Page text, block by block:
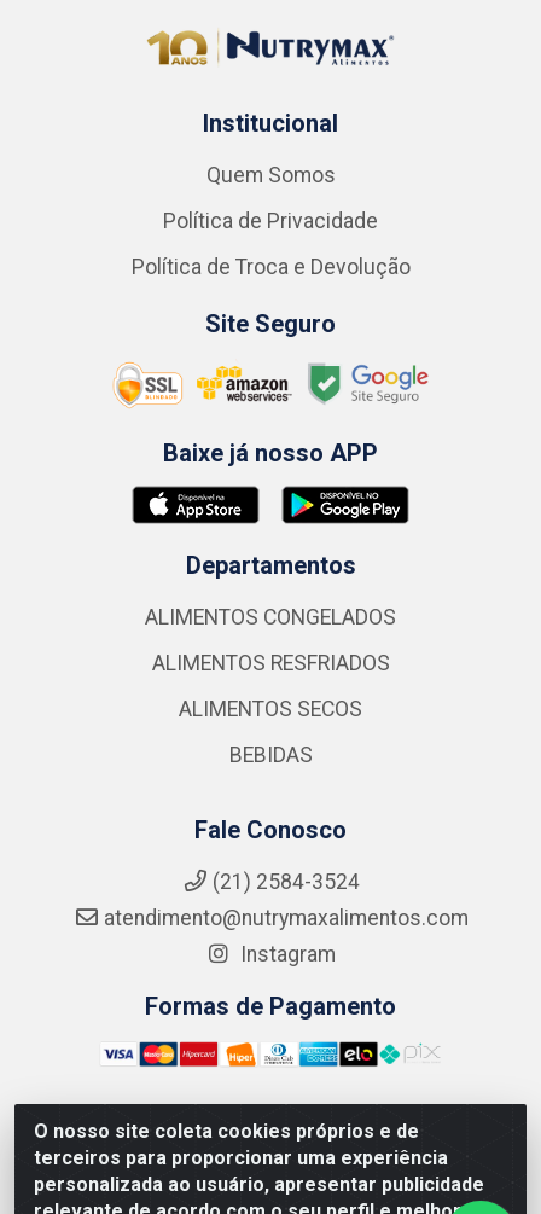
O nosso site coleta cookies próprios e de
terceiros para proporcionar uma experiência
personalizada ao usuário, apresentar publicidade
Institucional
Quem Somos
Política de Privacidade
Política de Troca e Devolução
Site Seguro
Baixe já nosso APP
Departamentos
ALIMENTOS CONGELADOS
ALIMENTOS RESFRIADOS
ALIMENTOS SECOS
BEBIDAS
Fale Conosco
(21) 2584-3524
atendimento@nutrymaxalimentos.com
Instagram
Formas de Pagamento
NUTRY MAX COMÉRCIO DE PRODUTOS ALIMENTICIOS
LTDA - RUA DO FEIJÃO, 721 PENHA CIRCULAR/RJ -
CNPJ: 15.796.122/0001-03